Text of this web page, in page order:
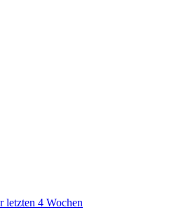
letzten 4 Wochen